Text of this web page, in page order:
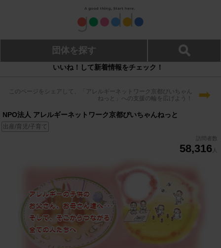
団体を探す
いいね！して新着情報をチェック！
このページをシェアして、「アレルギーネットワーク京都ぴいちゃん
ねっと」への支援の輪を広げよう！
➡
NPO法人 アレルギーネットワーク京都ぴいちゃんねっと
出産/育児/子育て
訪問者数
58,316 人